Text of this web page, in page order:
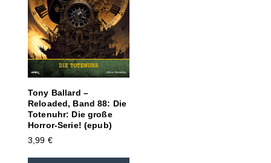
Tony Ballard –
Reloaded, Band 88: Die
Totenuhr: Die große
Horror-Serie! (epub)
3,99 €